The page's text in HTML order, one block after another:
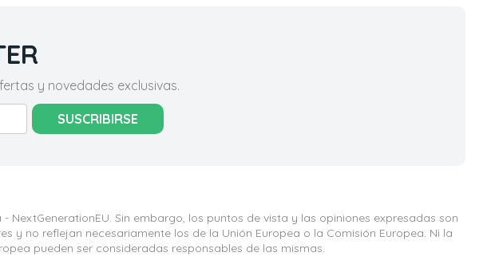
y novedades exclusivas.
SUSCRIBIRSE
NextGenerationEU. Sin embargo, los puntos de vista y las opiniones expresadas son
y no reflejan necesariamente los de la Unión Europea o la Comisión Europea. Ni la
pueden ser consideradas responsables de las mismas.